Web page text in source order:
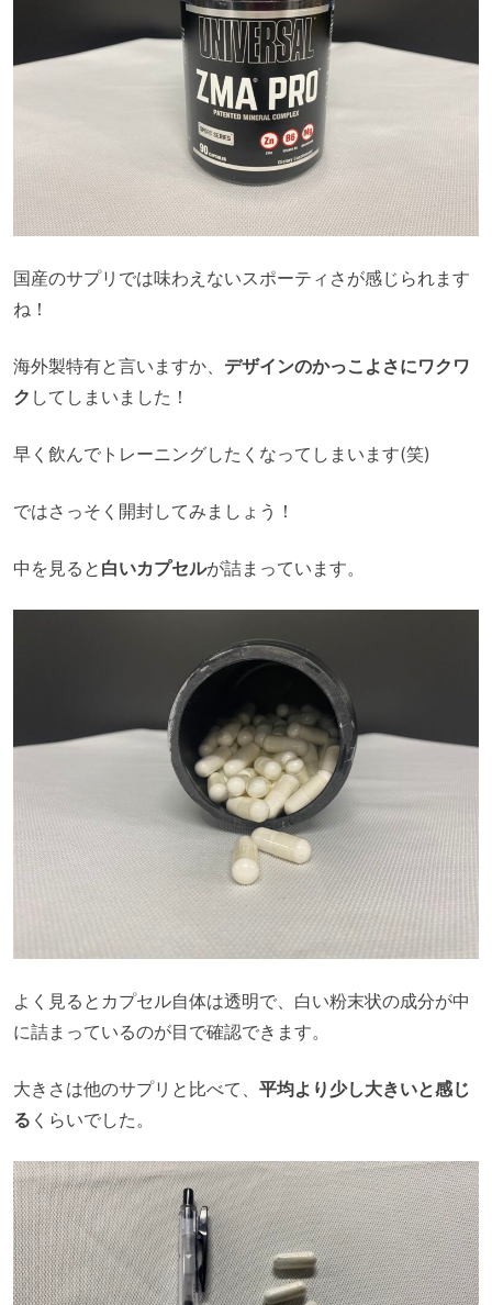
国産のサプリでは味わえないスポーティさが感じられます
ね！
海外製特有と言いますか、 デザインのかっこよさにワクワ
ク してしまいました！
早く飲んでトレーニングしたくなってしまいます(笑)
ではさっそく開封してみましょう！
中を見ると 白いカプセルが詰まっています。
よく見るとカプセル自体は透明で、白い粉末状の成分が中
に詰まっているのが目で確認できます。
大きさは他のサプリと比べて、 平均より少し大きいと感じ
る くらいでした。